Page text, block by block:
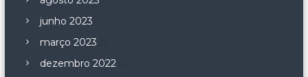
junho 2023
março 2023
dezembro 2022